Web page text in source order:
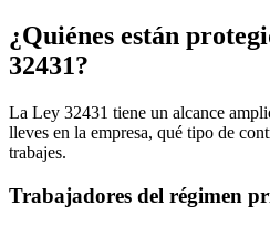
¿Quiénes están
32431?
La Ley 32431 tiene un alcance
lleves en la empresa, qué tipo de
trabajes.
Trabajadores del régimen